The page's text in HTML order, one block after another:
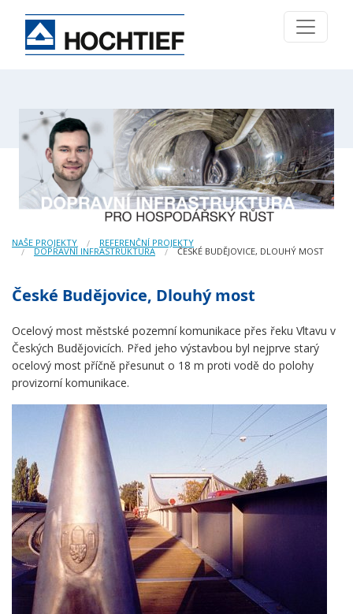
NAŠE PROJEKTY REFERENČNÍ PROJEKTY
DOPRAVNÍ INFRASTRUKTURA ČESKÉ BUDĚJOVICE, DLOUHÝ MOST
České Budějovice, Dlouhý most
Ocelový most městské pozemní komunikace přes řeku Vltavu v
Českých Budějovicích. Před jeho výstavbou byl nejprve starý
ocelový most příčně přesunut o 18 m proti vodě do polohy
provizorní komunikace.